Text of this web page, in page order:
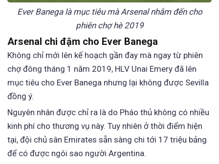
Ever Banega là mục tiêu mà Arsenal nhắm đến cho
phiên chợ hè 2019
Arsenal chi đậm cho Ever Banega
Không chỉ mới lên kế hoạch gần đay mà ngay từ phiên
chợ đông tháng 1 năm 2019, HLV Unai Emery đã lên
mục tiêu cho Ever Banega nhưng lại không được Sevilla
đồng ý.
Nguyên nhân được chỉ ra là do Pháo thủ không có nhiều
kinh phí cho thương vụ này. Tuy nhiên ở thời điểm hiện
tại, đội chủ sân Emirates sẵn sàng chi tới 17 triệu bảng
để có được ngôi sao người Argentina.